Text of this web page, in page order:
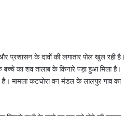
प्रशासन के दावों की लगातार पोल खुल रही है।
बच्चे का शव तालाब के किनारे पड़ा हुआ मिला है।
मामला कटघोरा वन मंडल के लालपुर गांव का